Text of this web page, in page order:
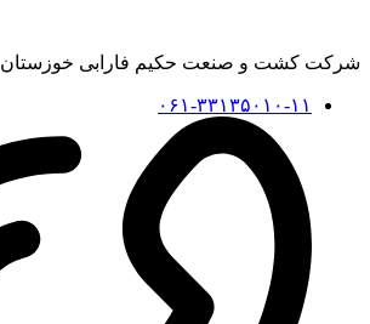
شرکت کشت و صنعت حکیم فارابی خوزستان
۰۶۱-۳۳۱۳۵۰۱۰-۱۱